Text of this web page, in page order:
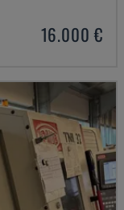
16.000 €